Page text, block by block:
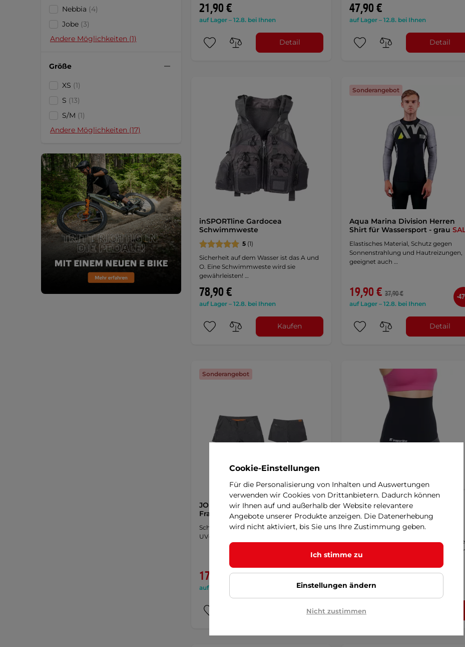
Nebbia (4)
Jobe (3)
Andere Möglichkeiten (1)
Größe
XS (1)
S (13)
S/M (1)
Andere Möglichkeiten (17)
21,90 €
auf Lager – 12.8. bei Ihnen
Detail
47,90 €
auf Lager – 12.8. bei Ihnen
Detail
inSPORTline Gardocea
Schwimmweste
5 (1)
Sicherheit auf dem Wasser ist das A und
O. Eine Schwimmweste wird sie
gewährleisten! …
78,90 €
auf Lager – 12.8. bei Ihnen
Kaufen
Sonderangebot
Aqua Marina Division Herren
Shirt für Wassersport - grau
Elastisches Material, Schutz gegen
Sonnenstrahlung und Hautreizungen,
geeignet auch …
19,90 € 37,90 €
auf Lager – 12.8. bei Ihnen
-
Detail
Sonderangebot
JOBE Discover Nero Shorts für
Frauen
SALE
Schnelltrocknende Damenshorts mit
UV-Schutz.
17,90 €
auf Lager – 12.8. bei Ihnen
-61%
Neoprengürtel inSPORTline
Neoreto
5(2)
Es schmiegt sich perfekt an den
an, regt die Fettverbrennung an,
die …
15,90 €
auf Lager – 12.8. bei Ihnen
Cookie-Einstellungen
Für die Personalisierung von Inhalten und Auswertungen
verwenden wir Cookies von Drittanbietern. Dadurch können
wir Ihnen auf und außerhalb der Website relevantere
Angebote unserer Produkte anzeigen. Die Datenerhebung
wird nicht aktiviert, bis Sie uns Ihre Zustimmung geben.
Ich stimme zu
Einstellungen ändern
Nicht zustimmen